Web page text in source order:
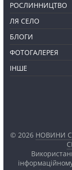
РОСЛИННИЦТВО
ЛЯ СЕЛО
БЛОГИ
ФОТОГАЛЕРЕЯ
ІНШЕ
© 2026 НОВИНИ